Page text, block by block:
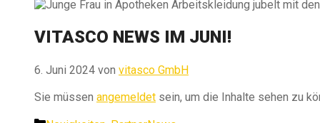
VITASCO NEWS IM JUNI!
6. Juni 2024 von vitasco GmbH
Sie müssen angemeldet sein, um die Inhalte sehen zu